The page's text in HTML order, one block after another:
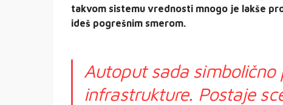
takvom sistemu vrednosti mnogo je lakše
ideš pogrešnim smerom.
Autoput sada simbolično
infrastrukture. Postaje